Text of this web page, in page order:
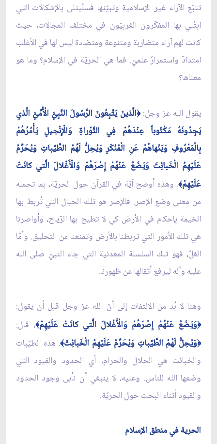
تتبّع الآراء غير الإسلامية وتبيّنها فسنُبتلى بالإشكالات التي
ابتُلي بها المفكّرون الغربيّون في مختلف المجالات، حيث
كانت لهم آراء متضاربة ومتنوعة ومتضادة ليس لها في الأغلب
امتدادٌ واستمرارٌ علميّ. فما هي الحريّة في الإسلام؟ وما هو
معناها؟
يقول الله عز وجل:﴿الَّذينَ يَتَّبِعُونَ الرَّسُولَ النَّبِيَّ الْأُمِّيَّ الَّذي
يَجِدُونَهُ مَكْتُوباً عِنْدَهُمْ فِي التَّوْراةِ وَالْإِنْجيلِ يَأْمُرُهُمْ
بِالْمَعْرُوفِ وَيَنْهاهُمْ عَنِ الْمُنْكَرِ وَيُحِلُّ لَهُمُ الطَّيِّباتِ وَيُحَرِّمُ
عَلَيْهِمُ الْخَبائِثَ وَيَضَعُ عَنْهُمْ إِصْرَهُمْ وَالْأَغْلالَ الَّتي‏ كانَتْ
عَلَيْهِمْ﴾. وهذه أوضح آيّة في القرآن حول الحريّة، بما تحمله
من معنى وضع الإصر. فالإصر هو تلك الحبال التي تُربط بها
الخيمة بإحكام في الأرض كي لا تطيح بها الرّياح، وأواصرنا
هي تلك الأمور التي تربطنا بالأرض وتمنعنا من التحليق. وأمّا
الغلّ، فهو تلك السلسلة المعدنية التي جاء النبيّ صلى الله
عليه وآله ليرفع أثقالها عن ظهورنا.
وهنا لا بُد من الالتفات إلى أنّ الله عز وجل قبل أن يقول:
﴿وَيَضَعُ عَنْهُمْ إِصْرَهُمْ وَالْأَغْلالَ الَّتي‏ كانَتْ عَلَيْهِمْ﴾، قال:
﴿وَيُحِلُّ لَهُمُ الطَّيِّباتِ وَيُحَرِّمُ عَلَيْهِمُ الْخَبائِثَ﴾. هذه الطيّبات
والخبائث هي الحلال والحرام، أي الحدود والقيود التي
وضعها الله للناس. وعليه، لا ينبغي أن نأبى وجود الحدود
والقيود أثناء البحث حول الحريّة.
الحرية في منطق الإسلام